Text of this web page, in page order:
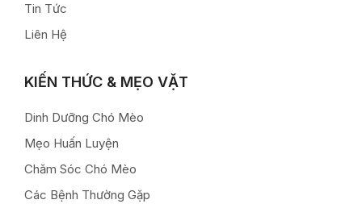
Tin Tức
Liên Hệ
KIẾN THỨC & MẸO VẶT
Dinh Dưỡng Chó Mèo
Mẹo Huấn Luyện
Chăm Sóc Chó Mèo
Các Bệnh Thường Gặp